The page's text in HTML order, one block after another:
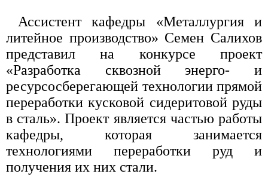
Ассистент кафедры «Металлургия и
литейное производство» Семен Салихов
представил на конкурсе проект
«Разработка сквозной энерго- и
ресурсосберегающей технологии прямой
переработки кусковой сидеритовой руды
в сталь». Проект является частью работы
кафедры, которая занимается
технологиями переработки руд и
получения их них стали.